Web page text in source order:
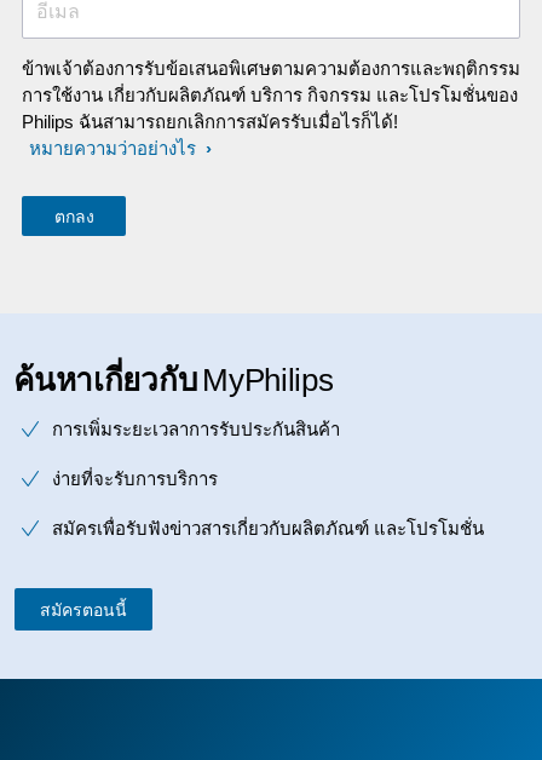
อีเมล
ข้าพเจ้าต้องการรับข้อเสนอพิเศษตามความต้องการและพฤติกรรม
การใช้งาน เกี่ยวกับผลิตภัณฑ์ บริการ กิจกรรม และโปรโมชั่นของ
Philips ฉันสามารถยกเลิกการสมัครรับเมื่อไรก็ได้!
หมายความว่าอย่างไร
ค้นหาเกี่ยวกับ MyPhilips
การเพิ่มระยะเวลาการรับประกันสินค้า
ง่ายที่จะรับการบริการ
สมัครเพื่อรับฟังข่าวสารเกี่ยวกับผลิตภัณฑ์ และโปรโมชั่น
สมัครตอนนี้